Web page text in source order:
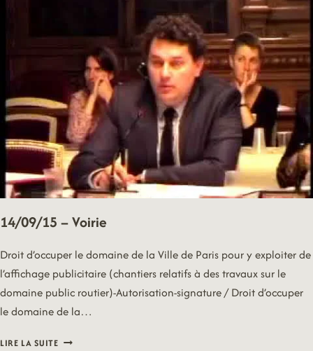
14/09/15 – Voirie
Droit d’occuper le domaine de la Ville de Paris pour y exploiter de
l’affichage publicitaire (chantiers relatifs à des travaux sur le
domaine public routier)-Autorisation-signature / Droit d’occuper
le domaine de la…
LIRE LA SUITE14/09/15